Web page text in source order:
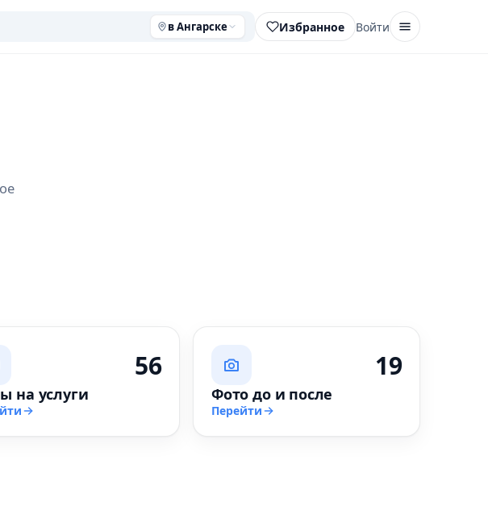
в Ангарске Избранное Войти
56
на услуги
19
Фото до и после
Перейти